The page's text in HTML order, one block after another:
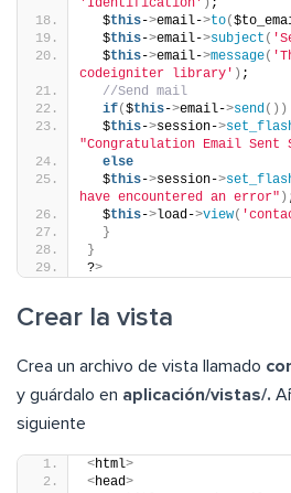
'Identification' ) ;
  $
this->email->to(
  $
this->email->subject (
  $
this->email->message(
codeigniter library' ) ;
//Send mail
if($this->email->send())
  $
this->session->
"Congratulation Email Sent
else
  $
this->session->
have encountered an error" )
  $
this->load->view(
}
}
?>
Crear la vista
Crea un archivo de vista llamado
y guárdalo en aplicación/vistas/.
siguiente
<html>
<head>